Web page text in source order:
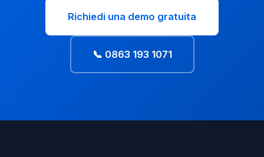
Richiedi una demo gratuita
📞 0863 193 1071